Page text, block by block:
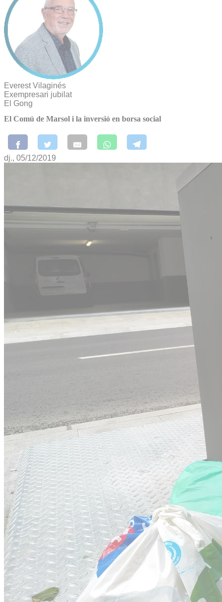
Everest Vilaginés
Exempresari jubilat
El Gong
El Comú de Marsol i la inversió en borsa social
dj., 05/12/2019